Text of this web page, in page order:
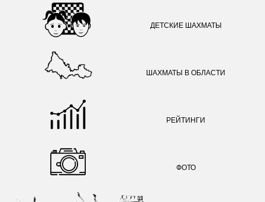
ДЕТСКИЕ ШАХМАТЫ
ШАХМАТЫ В ОБЛАСТИ
РЕЙТИНГИ
ФОТО